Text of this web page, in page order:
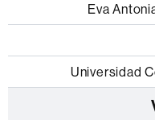
Eva
Universidad